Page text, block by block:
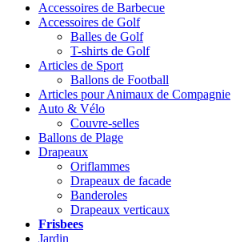
Accessoires de Barbecue
Accessoires de Golf
Balles de Golf
T-shirts de Golf
Articles de Sport
Ballons de Football
Articles pour Animaux de Compagnie
Auto & Vélo
Couvre-selles
Ballons de Plage
Drapeaux
Oriflammes
Drapeaux de facade
Banderoles
Drapeaux verticaux
Frisbees
Jardin